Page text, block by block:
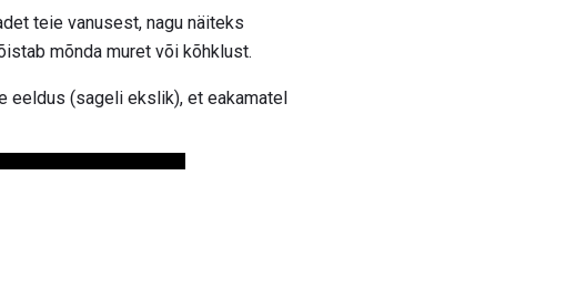
teie vanusest, nagu näiteks
mõnda muret või kõhklust.
eeldus (sageli ekslik), et eakamatel